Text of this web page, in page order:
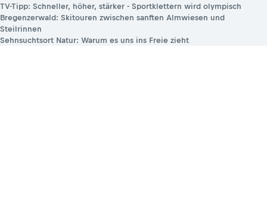
TV-Tipp: Schneller, höher, stärker - Sportklettern wird olympisch
Bregenzerwald: Skitouren zwischen sanften Almwiesen und
Steilrinnen
Sehnsuchtsort Natur: Warum es uns ins Freie zieht